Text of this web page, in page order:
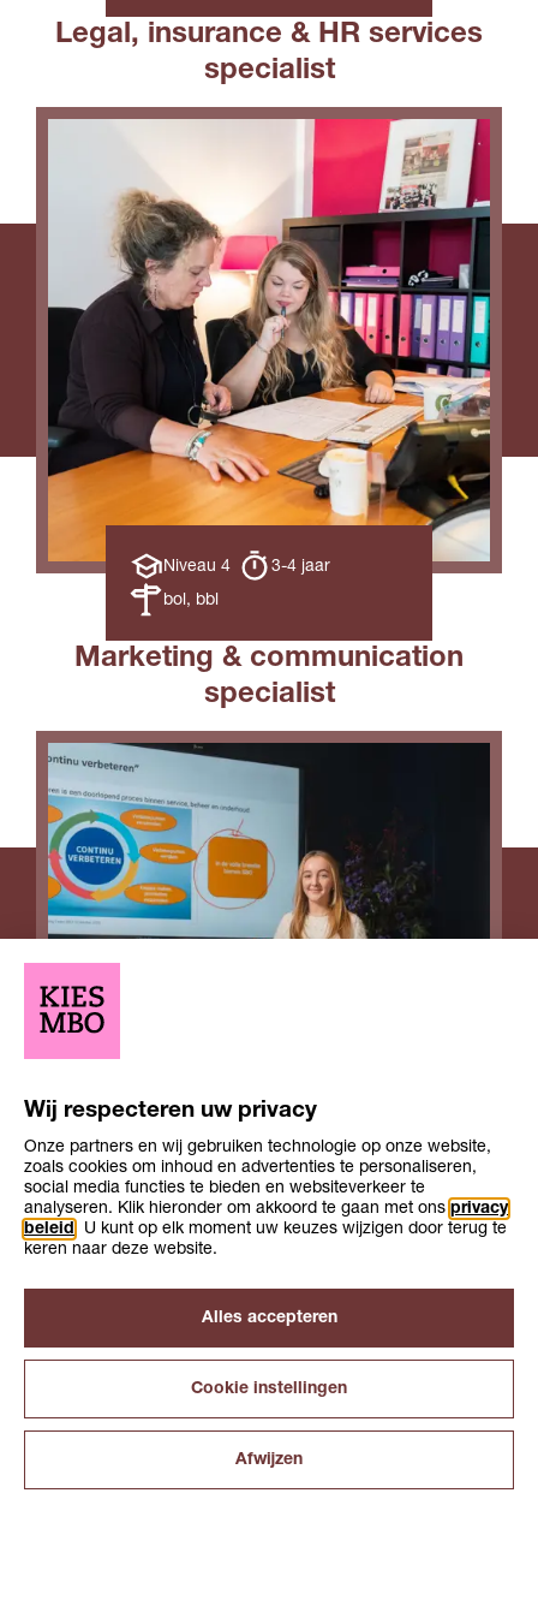
INTERESSESBLADERENZOEKENVERGELIJKENONTDEKKEN
Legal, insurance & HR services
specialist
Opleiding
Niveau 4
Opleiding
duur
3-4 jaar
Leerweg
bol, bbl
Marketing & communication
specialist
Opleiding
niveau
Niveau 4
Opleiding
duur
3-4 jaar
Leerweg
bol, bbl
Over KiesMBO.nl
Wij respecteren uw privacy
Onze partners en wij gebruiken technologie op onze website,
zoals cookies om inhoud en advertenties te personaliseren,
social media functies te bieden en websiteverkeer te
analyseren. Klik hieronder om akkoord te gaan met ons privacy
beleid . U kunt op elk moment uw keuzes wijzigen door terug te
keren naar deze website.
Alles accepteren
Cookie instellingen
Afwijzen